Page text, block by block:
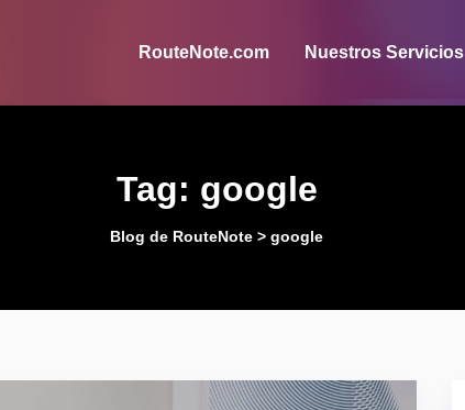
RouteNote.com Nuestros Servicios
Tag: google
Blog de RouteNote > google